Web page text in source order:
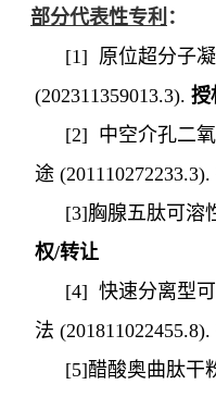
部分代表性专利 ：
[1] 原位超分子
(202311359013.3). 授
[2] 中空介孔二
途 (201110272233.3).
[3]胸腺五肽可溶
权/转让
[4] 快速分离型
法 (201811022455.8).
[5]醋酸奥曲肽干